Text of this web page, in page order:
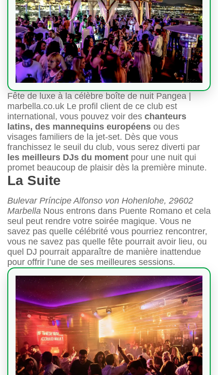
Fête de luxe à la célèbre boîte de nuit Pangea |
marbella.co.uk Le profil client de ce club est
international, vous pouvez voir des chanteurs
latins, des mannequins européens ou des
visages familiers de la jet-set. Dès que vous
franchissez le seuil du club, vous serez diverti par
les meilleurs DJs du moment pour une nuit qui
promet beaucoup de plaisir dès la première minute.
La Suite
Bulevar Príncipe Alfonso von Hohenlohe, 29602
Marbella Nous entrons dans Puente Romano et cela
seul peut rendre votre soirée magique. Vous ne
savez pas quelle célébrité vous pourriez rencontrer,
vous ne savez pas quelle fête pourrait avoir lieu, ou
quel DJ pourrait apparaître de manière inattendue
pour offrir l’une de ses meilleures sessions.